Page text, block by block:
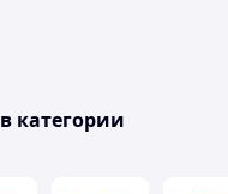
в категории